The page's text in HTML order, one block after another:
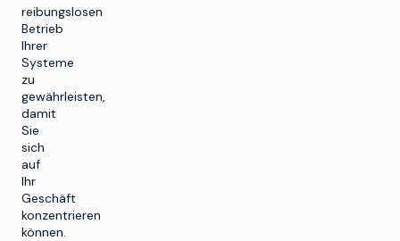
reibungslosen
Betrieb
Ihrer
Systeme
zu
gewährleisten,
damit
Sie
sich
auf
Ihr
Geschäft
konzentrieren
können.